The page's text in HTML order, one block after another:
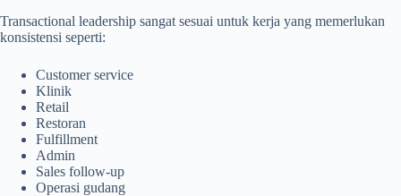
Transactional leadership sangat sesuai untuk kerja yang memerlukan
konsistensi seperti:
Customer service
Klinik
Retail
Restoran
Fulfillment
Admin
Sales follow-up
Operasi gudang